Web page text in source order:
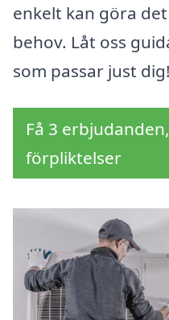
enkelt kan göra
behov. Låt oss
som passar just dig!
Få 3
förpliktelser